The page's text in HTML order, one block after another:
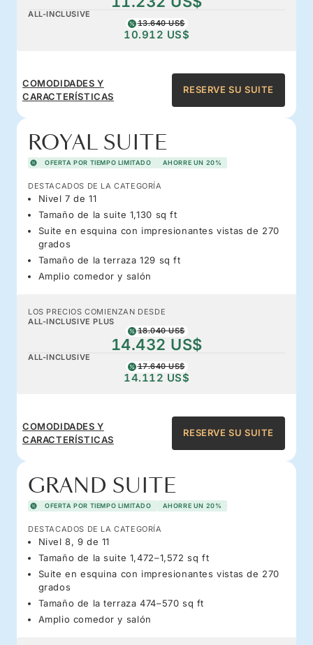
ALL-INCLUSIVE
13.640 US$
10.912 US$
COMODIDADES Y
CARACTERÍSTICAS
RESERVE SU SUITE
ROYAL SUITE
OFERTA POR TIEMPO LIMITADO AHORRE UN 20%
DESTACADOS DE LA CATEGORÍA
Nivel 7 de 11
Tamaño de la suite 1,130 sq ft
Suite en esquina con impresionantes vistas de 270
grados
Tamaño de la terraza 129 sq ft
Amplio comedor y salón
LOS PRECIOS COMIENZAN DESDE
ALL-INCLUSIVE PLUS
18.040 US$
14.432 US$
ALL-INCLUSIVE
17.640 US$
14.112 US$
COMODIDADES Y
CARACTERÍSTICAS
RESERVE SU SUITE
GRAND SUITE
OFERTA POR TIEMPO LIMITADO AHORRE UN 20%
DESTACADOS DE LA CATEGORÍA
Nivel 8, 9 de 11
Tamaño de la suite 1,472–1,572 sq ft
Suite en esquina con impresionantes vistas de 270
grados
Tamaño de la terraza 474–570 sq ft
Amplio comedor y salón